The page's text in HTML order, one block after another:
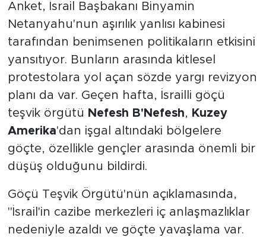
Anket, İsrail Başbakanı Binyamin
Netanyahu'nun aşırılık yanlısı kabinesi
tarafından benimsenen politikaların etkisini
yansıtıyor. Bunların arasında kitlesel
protestolara yol açan sözde yargı revizyon
planı da var. Geçen hafta, İsrailli göçü
teşvik örgütü Nefesh B'Nefesh, Kuzey
Amerika'dan işgal altındaki bölgelere
göçte, özellikle gençler arasında önemli bir
düşüş olduğunu bildirdi.
Göçü Teşvik Örgütü'nün açıklamasında,
"İsrail'in cazibe merkezleri iç anlaşmazlıklar
nedeniyle azaldı ve göçte yavaşlama var.